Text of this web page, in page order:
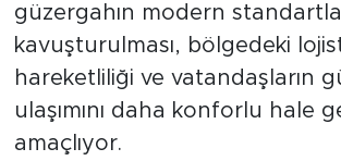
güzergahın modern
kavuşturulması, bölgedeki
hareketliliği ve vatandaşların
ulaşımını daha konforlu hale
amaçlıyor.